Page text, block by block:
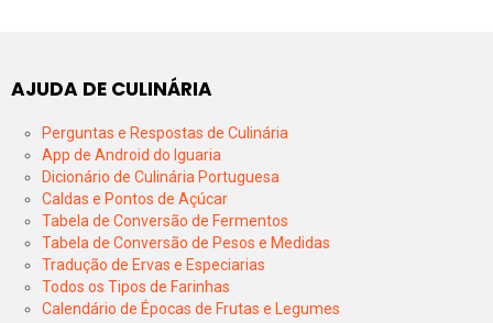
AJUDA DE CULINÁRIA
Perguntas e Respostas de Culinária
App de Android do Iguaria
Dicionário de Culinária Portuguesa
Caldas e Pontos de Açúcar
Tabela de Conversão de Fermentos
Tabela de Conversão de Pesos e Medidas
Tradução de Ervas e Especiarias
Todos os Tipos de Farinhas
Calendário de Épocas de Frutas e Legumes